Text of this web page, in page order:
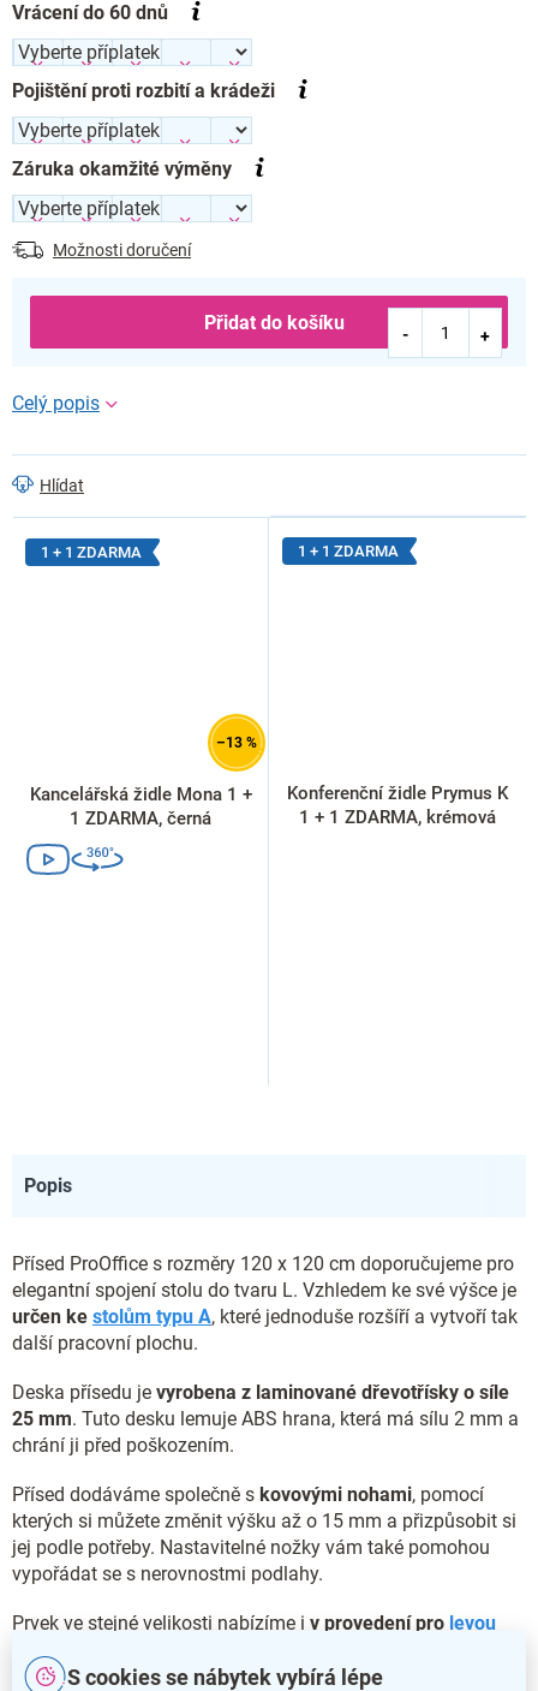
S cookies se nábytek vybírá lépe
Vrácení do 60 dnů
Pojištění proti rozbití a krádeži
Záruka okamžité výměny
Možnosti doručení
Přidat do košíku
Hlídat
1 + 1 ZDARMA
–13 %
Kancelářská židle Mona 1 +
1 ZDARMA, černá
1 + 1 ZDARMA
Konferenční židle Prymus K
1 + 1 ZDARMA, krémová
Popis
Přísed ProOffice s rozměry 120 x 120 cm doporučujeme pro
elegantní spojení stolu do tvaru L. Vzhledem ke své výšce je
určen ke stolům typu A, které jednoduše rozšíří a vytvoří tak
další pracovní plochu.
Deska přísedu je vyrobena z laminované dřevotřísky o síle
25 mm. Tuto desku lemuje ABS hrana, která má sílu 2 mm a
chrání ji před poškozením.
Přísed dodáváme společně s kovovými nohami, pomocí
kterých si můžete změnit výšku až o 15 mm a přizpůsobit si
jej podle potřeby. Nastavitelné nožky vám také pomohou
vypořádat se s nerovnostmi podlahy.
Prvek ve stejné velikosti nabízíme i v provedení pro levou